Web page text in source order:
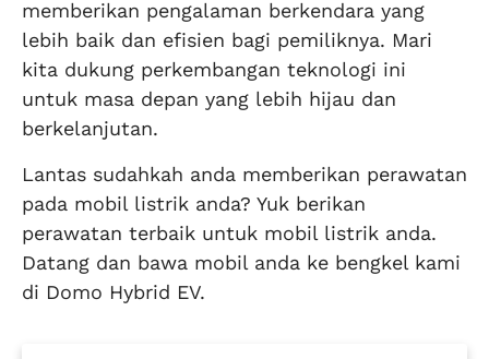
memberikan pengalaman berkendara yang
lebih baik dan efisien bagi pemiliknya. Mari
kita dukung perkembangan teknologi ini
untuk masa depan yang lebih hijau dan
berkelanjutan.
Lantas sudahkah anda memberikan perawatan
pada mobil listrik anda? Yuk berikan
perawatan terbaik untuk mobil listrik anda.
Datang dan bawa mobil anda ke bengkel kami
di Domo Hybrid EV.